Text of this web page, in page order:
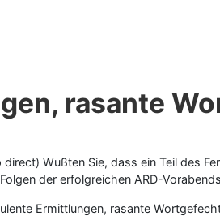
rasante
direct) Wußten Sie, dass ein Teil des
der erfolgreichen ARD-
Ermittlungen, rasante